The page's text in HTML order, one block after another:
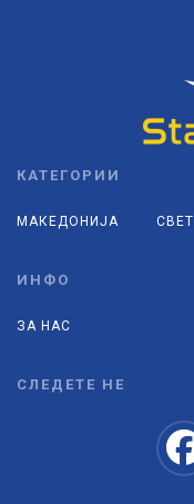
КАТЕГОРИИ
МАКЕДОНИЈА СВЕТ
ИНФО
ЗА НАС
СЛЕДЕТЕ НЕ